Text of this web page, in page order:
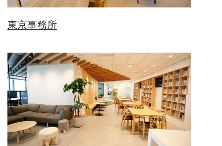
東京事務所